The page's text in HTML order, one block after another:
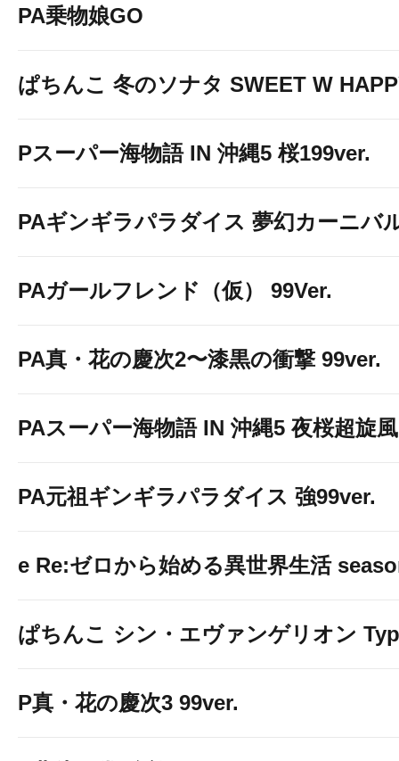
PA乗物娘GO
ぱちんこ 冬のソナタ SWEET W
Pスーパー海物語 IN 沖縄5 桜199ver.
PAギンギラパラダイス 夢幻カーニバ
PAガールフレンド（仮） 99Ver.
PA真・花の慶次2〜漆黒の衝撃 99ver.
PAスーパー海物語 IN 沖縄5 夜桜超旋
PA元祖ギンギラパラダイス 強99ver.
e Re:ゼロから始める異世界生活
ぱちんこ シン・エヴァンゲリオン
P真・花の慶次3 99ver.